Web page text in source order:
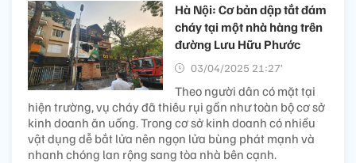
Hà Nội: Cơ bản dập tắt đám
cháy tại một nhà hàng trên
đường Lưu Hữu Phước
03/04/2025 21:27’
Theo người dân có mặt tại
hiện trường, vụ cháy đã thiêu rụi gần như toàn bộ cơ sở
kinh doanh ăn uống. Trong cơ sở kinh doanh có nhiều
vật dụng dễ bắt lửa nên ngọn lửa bùng phát mạnh và
nhanh chóng lan rộng sang tòa nhà bên cạnh.